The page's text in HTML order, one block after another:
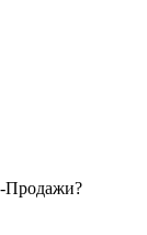
Продажи?